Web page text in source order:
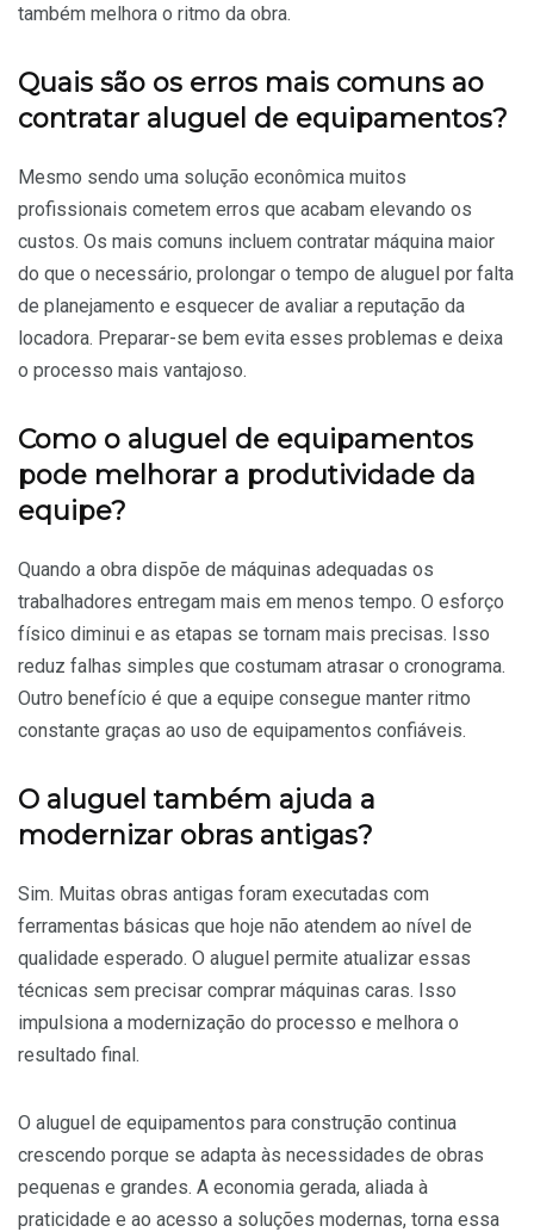
também melhora o ritmo da obra.
Quais são os erros mais comuns ao
contratar aluguel de equipamentos?
Mesmo sendo uma solução econômica muitos
profissionais cometem erros que acabam elevando os
custos. Os mais comuns incluem contratar máquina maior
do que o necessário, prolongar o tempo de aluguel por falta
de planejamento e esquecer de avaliar a reputação da
locadora. Preparar-se bem evita esses problemas e deixa
o processo mais vantajoso.
Como o aluguel de equipamentos
pode melhorar a produtividade da
equipe?
Quando a obra dispõe de máquinas adequadas os
trabalhadores entregam mais em menos tempo. O esforço
físico diminui e as etapas se tornam mais precisas. Isso
reduz falhas simples que costumam atrasar o cronograma.
Outro benefício é que a equipe consegue manter ritmo
constante graças ao uso de equipamentos confiáveis.
O aluguel também ajuda a
modernizar obras antigas?
Sim. Muitas obras antigas foram executadas com
ferramentas básicas que hoje não atendem ao nível de
qualidade esperado. O aluguel permite atualizar essas
técnicas sem precisar comprar máquinas caras. Isso
impulsiona a modernização do processo e melhora o
resultado final.
O aluguel de equipamentos para construção continua
crescendo porque se adapta às necessidades de obras
pequenas e grandes. A economia gerada, aliada à
praticidade e ao acesso a soluções modernas, torna essa